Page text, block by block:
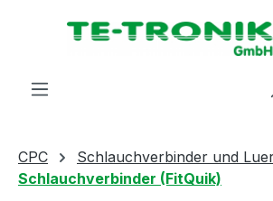
springen
CPC
Schlauchverbinder und
Schlauchverbinder (FitQuik)